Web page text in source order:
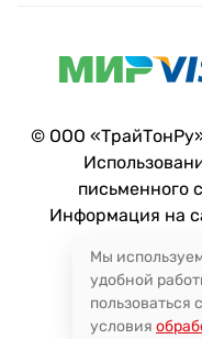
© ООО
письменного
Информация на
Мы
удобной
пользоваться
условия